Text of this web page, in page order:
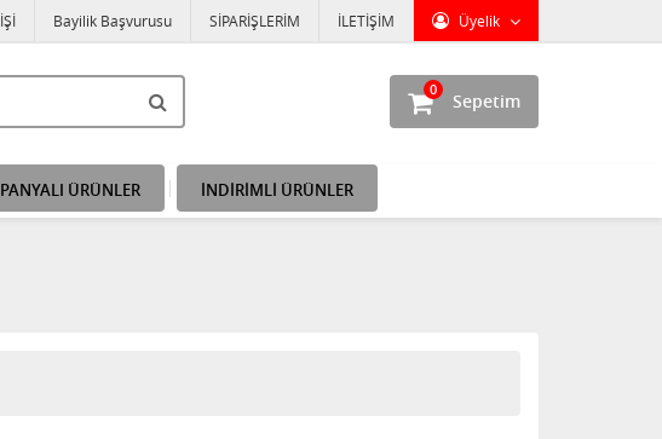
Üyelik
Bayilik Başvurusu SİPARİŞLERİM İLETİŞİM
Sepetim
0
ÜRÜNLER İNDİRİMLİ ÜRÜNLER